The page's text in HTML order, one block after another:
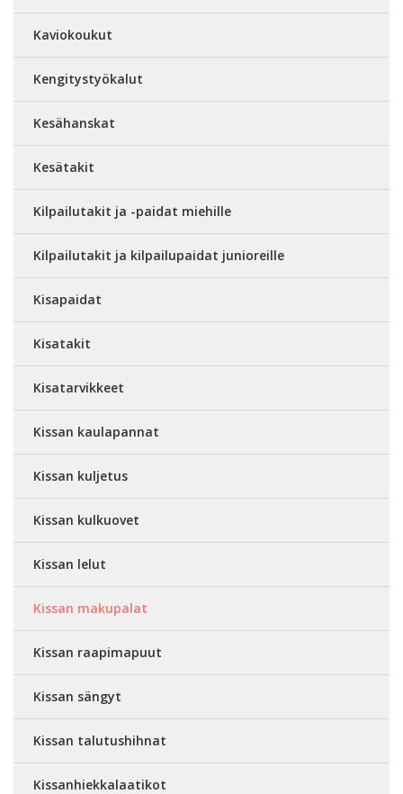
Kaviokoukut
Kengitystyökalut
Kesähanskat
Kesätakit
Kilpailutakit ja -paidat miehille
Kilpailutakit ja kilpailupaidat junioreille
Kisapaidat
Kisatakit
Kisatarvikkeet
Kissan kaulapannat
Kissan kuljetus
Kissan kulkuovet
Kissan lelut
Kissan makupalat
Kissan raapimapuut
Kissan sängyt
Kissan talutushihnat
Kissanhiekkalaatikot